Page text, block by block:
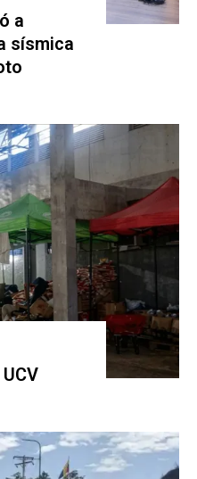
a
sísmica